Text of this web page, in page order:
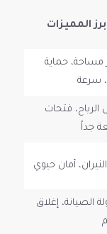
المميزات
مساحة، حماية
سرعة
الرياح، فتحات
جداً
أمان حيوي
الصيانة، إغلاق